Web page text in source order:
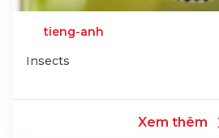
tieng-anh
Insects
Xem thêm